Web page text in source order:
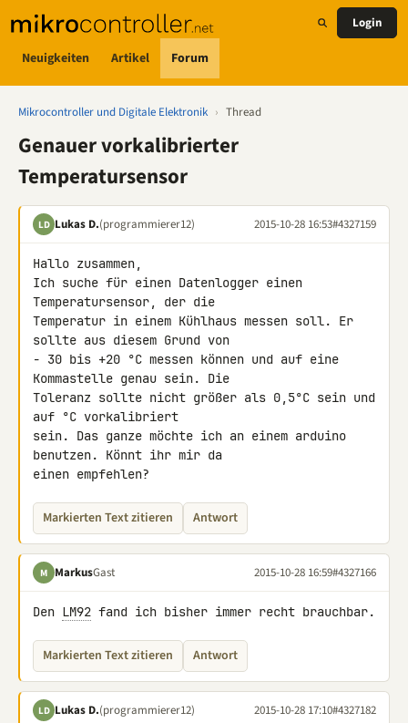
Neuigkeiten Artikel Forum
Login
Mikrocontroller und Digitale Elektronik › Thread
Genauer vorkalibrierter
Temperatursensor
LD Lukas D.(programmierer12) 2015-10-28 16:53#4327159
Hallo zusammen,
Ich suche für einen Datenlogger einen
Temperatursensor, der die
Temperatur in einem Kühlhaus messen soll. Er
sollte aus diesem Grund von
- 30 bis +20 °C messen können und auf eine
Kommastelle genau sein. Die
Toleranz sollte nicht größer als 0,5°C sein und
auf °C vorkalibriert
sein. Das ganze möchte ich an einem arduino
benutzen. Könnt ihr mir da
einen empfehlen?
Markierten Text zitieren Antwort
M MarkusGast 2015-10-28 16:59#4327166
Den LM92 fand ich bisher immer recht brauchbar.
Markierten Text zitieren Antwort
LD Lukas D.(programmierer12) 2015-10-28 17:10#4327182